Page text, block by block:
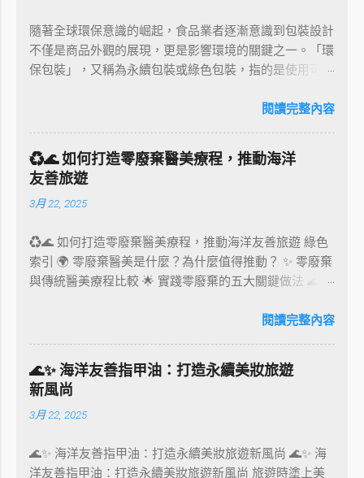
隨著全球環保意識的崛起，食品業者逐漸意識到包裝設計
不僅是商品外觀的展現，更是影響環境的關鍵之一。「環
保包裝」，又稱為永續包裝或綠色包裝，指的是使用可再
並優先使用風能、水力和太陽能等潔淨能源。本文將透過
品業在環保永續包裝上的創新與挑戰。 環保包裝的定義
與核心價值 環保包裝不僅是「可回收」的代名詞，它還
包括以下核心價值： 材質選擇 ：優先使用生物基材料，
如竹纖維、甘蔗渣和咖啡渣等，替代塑料。 製造過程 ：
功能性，提升消費者對環保的認同感。 案例分析 ： 例如
英國品客薯片的可回收包裝，採用耐用且可回收的紙質材
料，展示了如何以創新材質挑戰傳統塑料包裝的地位。
方法規起到了重要推動作用： 歐盟法規 ：到2030年，所
有塑料包裝須達到可重複使用或可回收標準。 台灣政策
：推動減塑法規，鼓勵商家使用可堆肥或可再利用的包
裝。 美國新興州法 ：如加州要求食品和飲料業採用至少
30%的回收材料。 環保包裝設計的趨勢與創新 現代環保
包裝設計朝著多元化、智能化方向發展，以下列出幾個關
蔗纖維，已被廣泛應用於食品包裝盒的設計，能快速分解
閱讀完整內容
♻️🌊 如何打造零廢棄醫美療程，推動海洋
友善旅遊
3月 22, 2025
♻️🌊 如何打造零廢棄醫美療程，推動海洋友善旅遊 綠色
索引 🌍 零廢棄醫美是什麼？為什麼值得推動？ ✨ 零廢棄
與傳統醫美療程比較 🌟 實踐零廢棄的五大關鍵做法 🌊 推
客？ 📊 市場趨勢與案例分享 ❓ FAQ 常見問題 🌍 零廢棄
供醫美療程的全流程中，致力於減少一次性用品的使用、
降低碳足跡、推動可重複使用與可回收材料，並與供應商
合作實現永續採購。這不僅僅是一種環保行動，更是企業
對永續旅遊與責任醫療的承諾。 面對全球旅遊回溫，許
者。結合海洋友善旅遊的零廢棄醫美療程，能提供消費者
閱讀完整內容
🌊✨ 海洋友善指甲油：打造永續美妝旅遊
新風尚
3月 22, 2025
🌊✨ 海洋友善指甲油：打造永續美妝旅遊新風尚 🌊✨ 海
洋友善指甲油：打造永續美妝旅遊新風尚 旅遊時塗上美